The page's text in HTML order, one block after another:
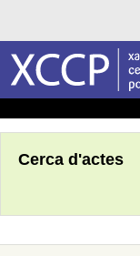
Cerca d'actes